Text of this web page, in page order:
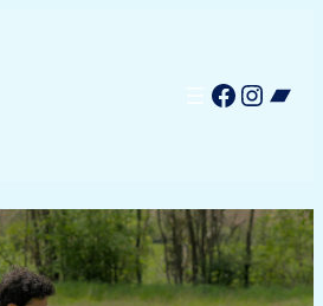
Facebook Instagram Bandcamp